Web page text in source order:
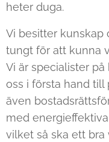
heter duga.
Vi besitter kunskap
tungt för att kunna
Vi är specialister
oss i första hand
även
med
vilket så ska ett